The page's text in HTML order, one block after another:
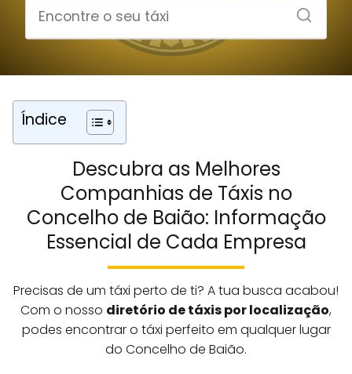
Índice
Descubra as Melhores
Companhias de Táxis no
Concelho de Baião: Informação
Essencial de Cada Empresa
Precisas de um táxi perto de ti? A tua busca acabou!
Com o nosso diretório de táxis por localização,
podes encontrar o táxi perfeito em qualquer lugar
do Concelho de Baião.